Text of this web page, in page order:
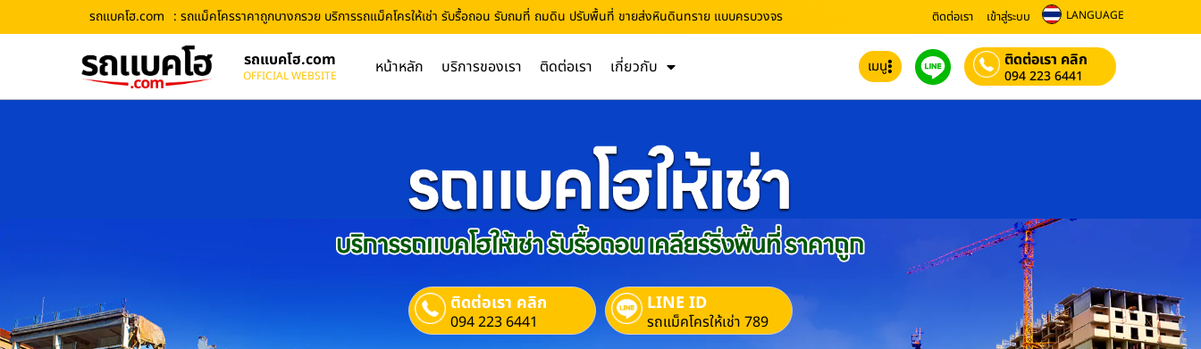
รถแบคโฮ.com : รถแม็คโครราคาถูกบางกรวย บริการรถแม็คโครให้เช่า รับรื้อถอน รับถมที่ ถมดิน ปรับพื้นที่ ขายส่งหินดินทราย แบบครบวงจร ติดต่อเรา เข้าสู่ระบบ LANGUAGE
รถแบคโฮ.com
OFFICIAL WEBSITE หน้าหลัก บริการของเรา ติดต่อเรา เกี่ยวกับ เมนู ติดต่อเรา คลิก
094 223 6441
ติดต่อเรา คลิก
094 223 6441
LINE ID
รถแม็คโครให้เช่า 789